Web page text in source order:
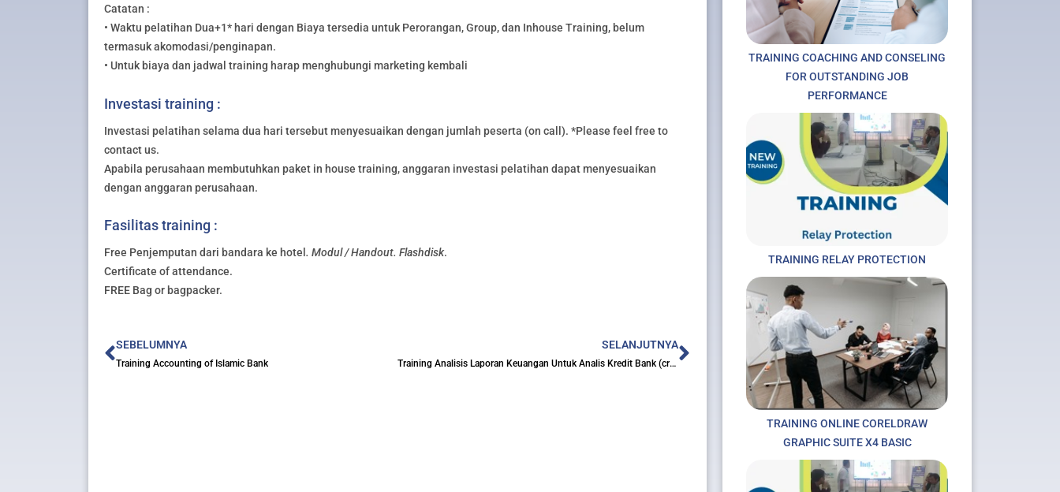
Catatan :
• Waktu pelatihan Dua+1* hari dengan Biaya tersedia untuk Perorangan, Group, dan Inhouse Training, belum
termasuk akomodasi/penginapan.
• Untuk biaya dan jadwal training harap menghubungi marketing kembali
Investasi training :
Investasi pelatihan selama dua hari tersebut menyesuaikan dengan jumlah peserta (on call). *Please feel free to
contact us.
Apabila perusahaan membutuhkan paket in house training, anggaran investasi pelatihan dapat menyesuaikan
dengan anggaran perusahaan.
Fasilitas training :
Free Penjemputan dari bandara ke hotel . Modul / Handout. Flashdisk.
Certificate of attendance.
FREE Bag or bagpacker.
Prev
SEBELUMNYA
Training Accounting of Islamic Bank
SELANJUTNYA
Training Analisis Laporan Keuangan Untuk Analis Kredit Bank (credit analyst) Sektor Telekomunikasi
Next
TRAINING COACHING AND CONSELING
FOR OUTSTANDING JOB
PERFORMANCE
TRAINING RELAY PROTECTION
TRAINING ONLINE CORELDRAW
GRAPHIC SUITE X4 BASIC